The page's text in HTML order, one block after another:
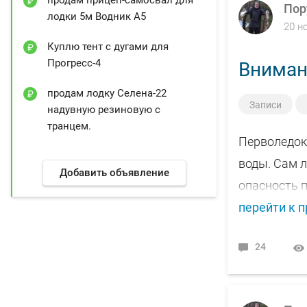
лодки 5м Водник А5
Куплю тент с дугами для
Прогресс-4
продам лодку Селена-22
надувную резиновую с
транцем.
Добавить объявление
Не доезжая
тумана
шарился, в
просидели
Утром
пришлось
Лед под
20
Записи
воды. Сам
опасность
перейти к
24